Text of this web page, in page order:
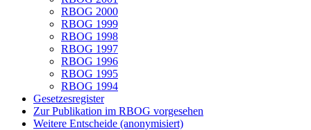
RBOG 2000
RBOG 1999
RBOG 1998
RBOG 1997
RBOG 1996
RBOG 1995
RBOG 1994
Gesetzesregister
Zur Publikation im RBOG vorgesehen
Weitere Entscheide (anonymisiert)